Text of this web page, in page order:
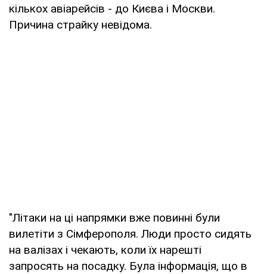
кількох авіарейсів - до Києва і Москви.
Причина страйку невідома.
"Літаки на ці напрямки вже повинні були
вилетіти з Сімферополя. Люди просто сидять
на валізах і чекають, коли їх нарешті
запросять на посадку. Була інформація, що в